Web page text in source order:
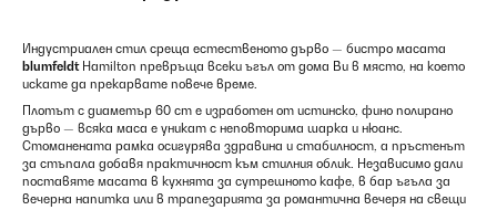
Индустриален стил среща естественото дърво — бистро масата
blumfeldtHamilton превръща всеки ъгъл от дома Ви в място, на което
искате да прекарвате повече време.
Плотът с диаметър 60 cm е изработен от истинско, фино полирано
дърво — всяка маса е уникат с неповторима шарка и нюанс.
Стоманената рамка осигурява здравина и стабилност, а пръстенът
за стъпала добавя практичност към стилния облик. Независимо дали
поставяте масата в кухнята за сутрешното кафе, в бар ъгъла за
вечерна напитка или в трапезарията за романтична вечеря на свещи